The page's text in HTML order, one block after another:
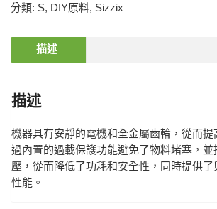
分類: S, DIY原料, Sizzix
描述
描述
機器具有安靜的電機和全金屬齒輪，從而提
過內置的過載保護功能避免了物料堵塞，並
壓，從而降低了功耗和安全性，同時提供
性能。